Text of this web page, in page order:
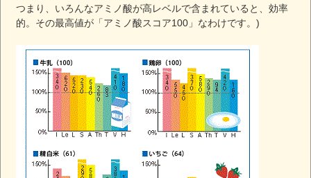
つまり、いろんなアミノ酸が高レベルで含まれていると、効率
的。その最高値が「アミノ酸スコア100」なわけです。)